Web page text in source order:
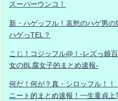
スーパーウンコ！
新・ハゲッフル！哀愁のハゲ男の
ハゲっTEL？
こじ！コジッフル@！-レズっ娘
女のBL腐女子的まとめ速報-
何だ！何が？真・シロッフル
ニート的まとめ速報！一生童貞上